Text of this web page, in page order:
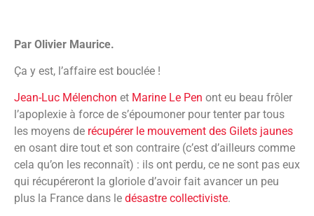
Par Olivier Maurice.
Ça y est, l’affaire est bouclée !
Jean-Luc Mélenchon et Marine Le Pen ont eu beau frôler
l’apoplexie à force de s’époumoner pour tenter par tous
les moyens de récupérer le mouvement des Gilets jaunes
en osant dire tout et son contraire (c’est d’ailleurs comme
cela qu’on les reconnaît) : ils ont perdu, ce ne sont pas eux
qui récupéreront la gloriole d’avoir fait avancer un peu
plus la France dans le désastre collectiviste.